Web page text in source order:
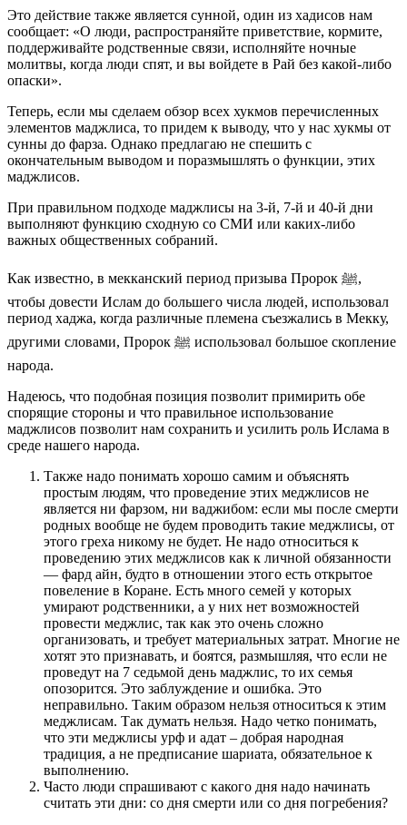
Это действие также является сунной, один из хадисов нам
сообщает: «О люди, распространяйте приветствие, кормите,
поддерживайте родственные связи, исполняйте ночные
молитвы, когда люди спят, и вы войдете в Рай без какой-либо
опаски».
Теперь, если мы сделаем обзор всех хукмов перечисленных
элементов маджлиса, то придем к выводу, что у нас хукмы от
сунны до фарза. Однако предлагаю не спешить с
окончательным выводом и поразмышлять о функции, этих
маджлисов.
При правильном подходе маджлисы на 3-й, 7-й и 40-й дни
выполняют функцию сходную со СМИ или каких-либо
важных общественных собраний.
Как известно, в мекканский период призыва Пророк ﷺ,
чтобы довести Ислам до большего числа людей, использовал
период хаджа, когда различные племена съезжались в Мекку,
другими словами, Пророк ﷺ использовал большое скопление
народа.
Надеюсь, что подобная позиция позволит примирить обе
спорящие стороны и что правильное использование
маджлисов позволит нам сохранить и усилить роль Ислама в
среде нашего народа.
Также надо понимать хорошо самим и объяснять
простым людям, что проведение этих меджлисов не
является ни фарзом, ни ваджибом: если мы после смерти
родных вообще не будем проводить такие меджлисы, от
этого греха никому не будет. Не надо относиться к
проведению этих меджлисов как к личной обязанности
— фард айн, будто в отношении этого есть открытое
повеление в Коране. Есть много семей у которых
умирают родственники, а у них нет возможностей
провести меджлис, так как это очень сложно
организовать, и требует материальных затрат. Многие не
хотят это признавать, и боятся, размышляя, что если не
проведут на 7 седьмой день маджлис, то их семья
опозорится. Это заблуждение и ошибка. Это
неправильно. Таким образом нельзя относиться к этим
меджлисам. Так думать нельзя. Надо четко понимать,
что эти меджлисы урф и адат – добрая народная
традиция, а не предписание шариата, обязательное к
выполнению.
Часто люди спрашивают с какого дня надо начинать
считать эти дни: со дня смерти или со дня погребения?